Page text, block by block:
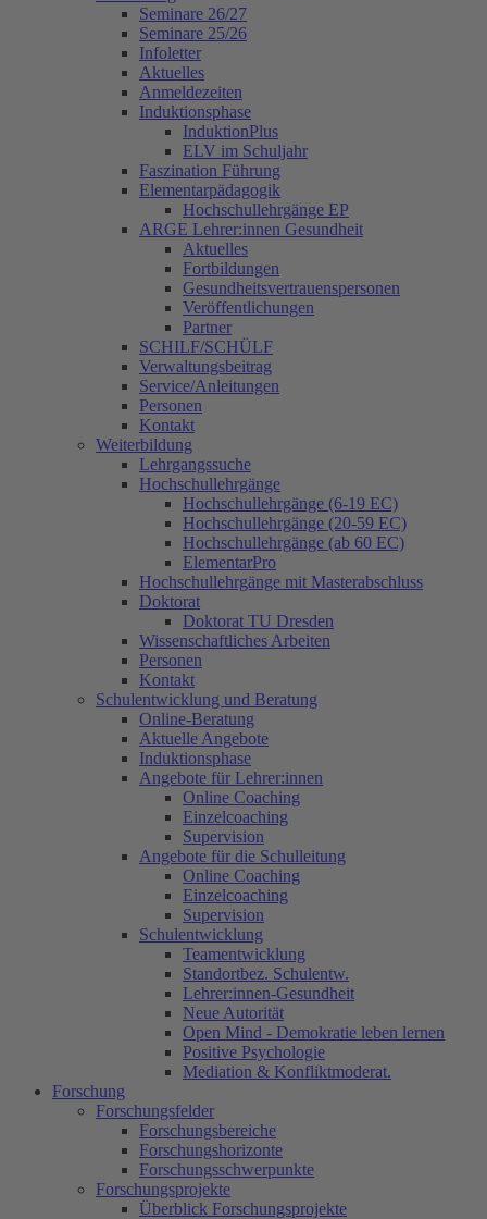
Seminare 26/27
Seminare 25/26
Infoletter
Aktuelles
Anmeldezeiten
Induktionsphase
InduktionPlus
ELV im Schuljahr
Faszination Führung
Elementarpädagogik
Hochschullehrgänge EP
ARGE Lehrer:innen Gesundheit
Aktuelles
Fortbildungen
Gesundheitsvertrauenspersonen
Veröffentlichungen
Partner
SCHILF/SCHÜLF
Verwaltungsbeitrag
Service/Anleitungen
Personen
Kontakt
Weiterbildung
Lehrgangssuche
Hochschullehrgänge
Hochschullehrgänge (6-19 EC)
Hochschullehrgänge (20-59 EC)
Hochschullehrgänge (ab 60 EC)
ElementarPro
Hochschullehrgänge mit Masterabschluss
Doktorat
Doktorat TU Dresden
Wissenschaftliches Arbeiten
Personen
Kontakt
Schulentwicklung und Beratung
Online-Beratung
Aktuelle Angebote
Induktionsphase
Angebote für Lehrer:innen
Online Coaching
Einzelcoaching
Supervision
Angebote für die Schulleitung
Online Coaching
Einzelcoaching
Supervision
Schulentwicklung
Teamentwicklung
Standortbez. Schulentw.
Lehrer:innen-Gesundheit
Neue Autorität
Open Mind - Demokratie leben lernen
Positive Psychologie
Mediation & Konfliktmoderat.
Forschung
Forschungsfelder
Forschungsbereiche
Forschungshorizonte
Forschungsschwerpunkte
Forschungsprojekte
Überblick Forschungsprojekte